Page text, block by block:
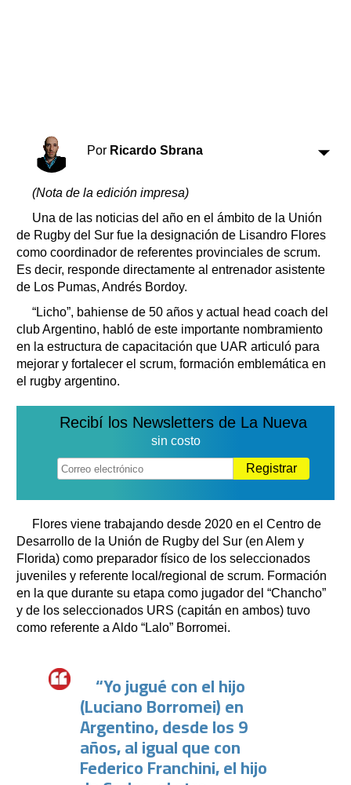
Por Ricardo Sbrana
(Nota de la edición impresa)
Una de las noticias del año en el ámbito de la Unión
de Rugby del Sur fue la designación de Lisandro Flores
como coordinador de referentes provinciales de scrum.
Es decir, responde directamente al entrenador asistente
de Los Pumas, Andrés Bordoy.
“Licho”, bahiense de 50 años y actual head coach del
club Argentino, habló de este importante nombramiento
en la estructura de capacitación que UAR articuló para
mejorar y fortalecer el scrum, formación emblemática en
el rugby argentino.
Recibí los Newsletters de La Nueva
sin costo
Registrar
Flores viene trabajando desde 2020 en el Centro de
Desarrollo de la Unión de Rugby del Sur (en Alem y
Florida) como preparador físico de los seleccionados
juveniles y referente local/regional de scrum. Formación
en la que durante su etapa como jugador del “Chancho”
y de los seleccionados URS (capitán en ambos) tuvo
como referente a Aldo “Lalo” Borromei.
“Yo jugué con el hijo
(Luciano Borromei) en
Argentino, desde los 9
años, al igual que con
Federico Franchini, el hijo